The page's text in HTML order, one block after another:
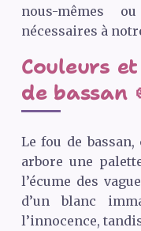
nous-mêmes
nécessaires à
Couleurs
de bassan
Le fou de
arbore une
l’écume des
d’un blanc
l’innocence,